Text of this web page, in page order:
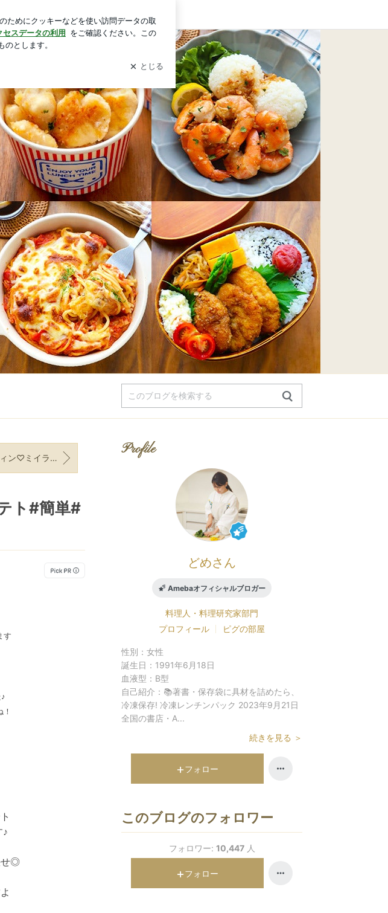
毎日ごはん」Powered by Ameba
ログイン
ハロウィン♡ミイラ風ピーマンカップ#業務スーパー#ポテトサラダ
ト#簡単#
す
♪
せ◎
Profile
どめさん
Amebaオフィシャルブロガー
料理人・料理研究家部門
プロフィール
ピグの部屋
性別： 女性
誕生日： 1991年6月18日
血液型： B型
自己紹介： 📚著書・保存袋に具材を詰めたら、
冷凍保存! 冷凍レンチンパック 2023年9月21日
全国の書店・A...
続きを見る ＞
フォロー
このブログのフォロワー
フォロワー: 10,447 人
フォロー